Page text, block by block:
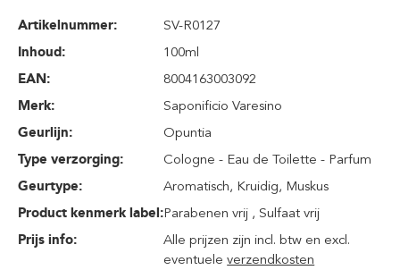
Artikelnummer:
SV-R0127
Inhoud:
100ml
EAN:
8004163003092
Merk:
Saponificio Varesino
Geurlijn:
Opuntia
Type verzorging:
Cologne - Eau de Toilette - Parfum
Geurtype:
Aromatisch, Kruidig, Muskus
Product kenmerk label:Parabenen vrij , Sulfaat vrij
Prijs info:
Alle prijzen zijn incl. btw en excl.
eventueleverzendkosten